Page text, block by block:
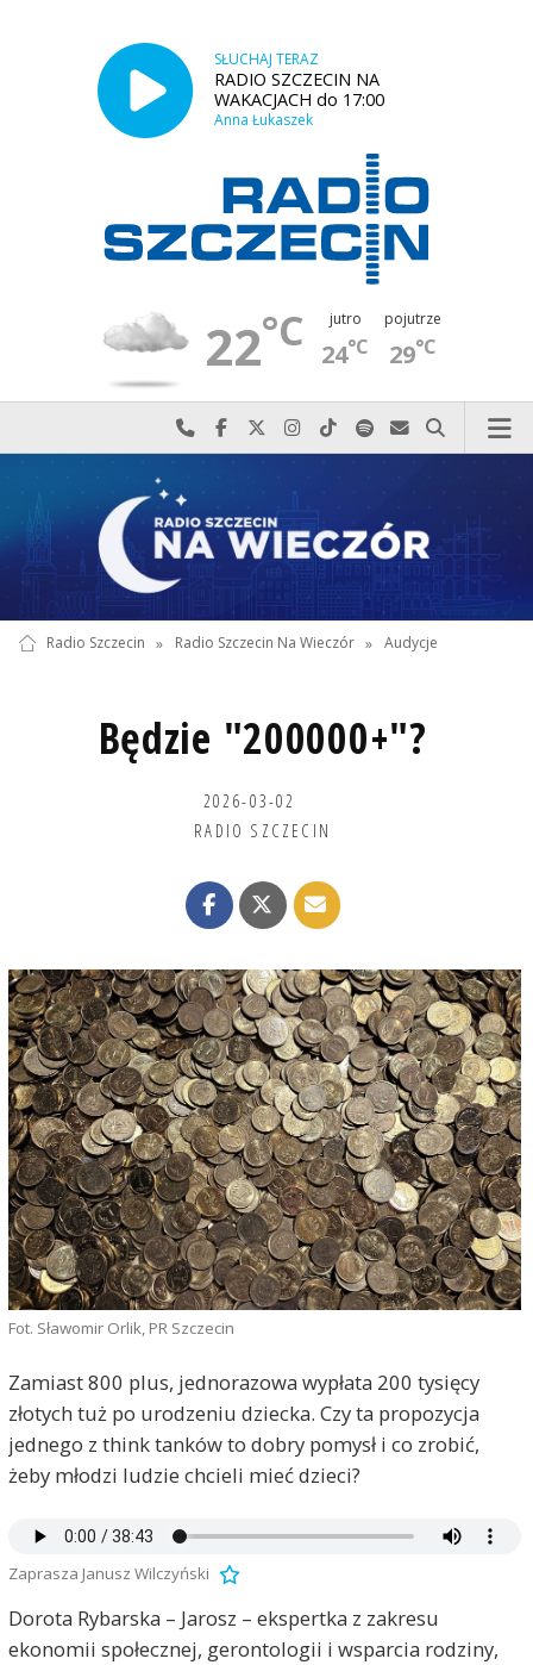
SŁUCHAJ TERAZ
RADIO SZCZECIN NA
WAKACJACH do 17:00
Anna Łukaszek
22°C jutro
24°C
pojutrze
29°C
Najlepiej po prostu do nas zadzwoń
Odwiedź nas na Facebook-u
Odwiedź nas na X
Odwiedź nas na Instagram-ie
Odwiedź nas na TikTok-u
Szukaj nas na Spotify
Wyślij do nas
Szukaj
Radio Szczecin » Radio Szczecin Na Wieczór » Audycje
Będzie "200000+"?
2026-03-02
RADIO SZCZECIN
Fot. Sławomir Orlik, PR Szczecin
Zamiast 800 plus, jednorazowa wypłata 200 tysięcy
złotych tuż po urodzeniu dziecka. Czy ta propozycja
jednego z think tanków to dobry pomysł i co zrobić,
żeby młodzi ludzie chcieli mieć dzieci?
Zaprasza Janusz Wilczyński
Dorota Rybarska – Jarosz – ekspertka z zakresu
ekonomii społecznej, gerontologii i wsparcia rodziny,